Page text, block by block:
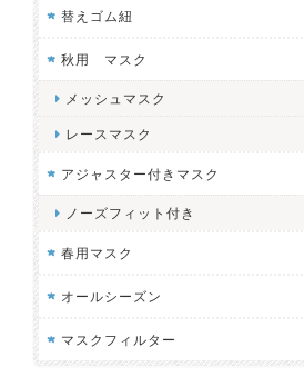
替えゴム紐
秋用 マスク
メッシュマスク
レースマスク
アジャスター付きマスク
ノーズフィット付き
春用マスク
オールシーズン
マスクフィルター